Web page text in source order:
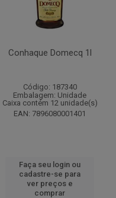
Conhaque Domecq 1l
Código: 187340
Embalagem: Unidade
Caixa contém 12 unidade(s)
EAN: 7896080001401
Faça seu login ou
cadastre-se para
ver preços e
comprar